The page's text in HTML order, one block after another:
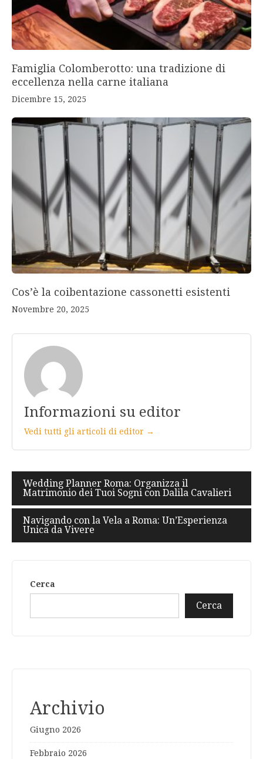
Famiglia Colomberotto: una tradizione di
eccellenza nella carne italiana
Dicembre 15, 2025
Cos’è la coibentazione cassonetti esistenti
Novembre 20, 2025
Informazioni su editor
Vedi tutti gli articoli di editor →
Navigazione
articoli
Wedding Planner Roma: Organizza il
Matrimonio dei Tuoi Sogni con Dalila Cavalieri
Navigando con la Vela a Roma: Un’Esperienza
Unica da Vivere
Cerca
Cerca
Archivio
Giugno 2026
Febbraio 2026